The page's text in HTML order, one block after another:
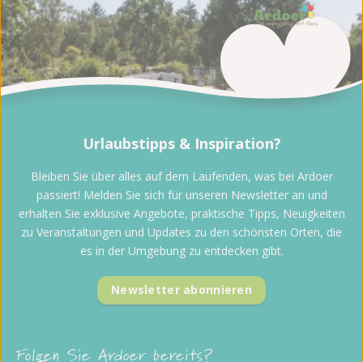
Urlaubstipps & Inspiration?
Bleiben Sie über alles auf dem Laufenden, was bei Ardoer
passiert! Melden Sie sich für unseren Newsletter an und
erhalten Sie exklusive Angebote, praktische Tipps, Neuigkeiten
zu Veranstaltungen und Updates zu den schönsten Orten, die
es in der Umgebung zu entdecken gibt.
Newsletter abonnieren